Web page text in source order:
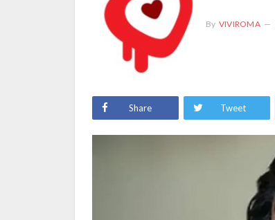
By VIVIROMA
Share Tweet